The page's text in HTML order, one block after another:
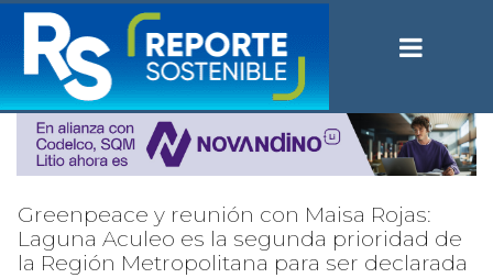
Greenpeace y reunión con Maisa Rojas:
Laguna Aculeo es la segunda prioridad de
la Región Metropolitana para ser declarada